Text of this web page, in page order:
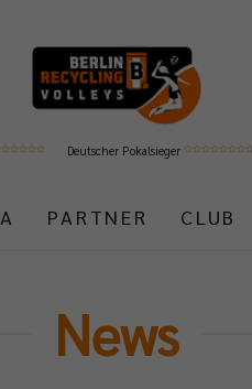
Deutscher Pokalsieger
PARTNER CLUB
News